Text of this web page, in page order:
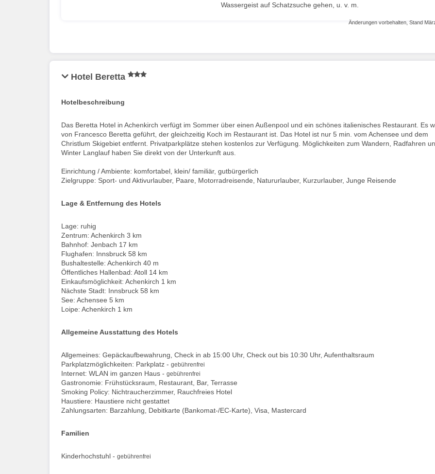
Wassergeist auf Schatzsuche gehen, u. v. m.
Änderungen vorbehalten, Stand
Hotel Beretta
Hotelbeschreibung
Das Beretta Hotel in Achenkirch verfügt im Sommer über einen Außenpool und ein schönes italienisches Restaurant. Es
von Francesco Beretta geführt, der gleichzeitig Koch im Restaurant ist. Das Hotel ist nur 5 min. vom Achensee und dem
Christlum Skigebiet entfernt. Privatparkplätze stehen kostenlos zur Verfügung. Möglichkeiten zum Wandern, Radfahren
Winter Langlauf haben Sie direkt von der Unterkunft aus.
Einrichtung / Ambiente: komfortabel, klein/ familiär, gutbürgerlich
Zielgruppe: Sport- und Aktivurlauber, Paare, Motorradreisende, Natururlauber, Kurzurlauber, Junge Reisende
Lage & Entfernung des Hotels
Lage: ruhig
Zentrum: Achenkirch 3 km
Bahnhof: Jenbach 17 km
Flughafen: Innsbruck 58 km
Bushaltestelle: Achenkirch 40 m
Öffentliches Hallenbad: Atoll 14 km
Einkaufsmöglichkeit: Achenkirch 1 km
Nächste Stadt: Innsbruck 58 km
See: Achensee 5 km
Loipe: Achenkirch 1 km
Allgemeine Ausstattung des Hotels
Allgemeines: Gepäckaufbewahrung, Check in ab 15:00 Uhr, Check out bis 10:30 Uhr, Aufenthaltsraum
Parkplatzmöglichkeiten: Parkplatz - gebührenfrei
Internet: WLAN im ganzen Haus - gebührenfrei
Gastronomie: Frühstücksraum, Restaurant, Bar, Terrasse
Smoking Policy: Nichtraucherzimmer, Rauchfreies Hotel
Haustiere: Haustiere nicht gestattet
Zahlungsarten: Barzahlung, Debitkarte (Bankomat-/EC-Karte), Visa, Mastercard
Familien
Kinderhochstuhl - gebührenfrei